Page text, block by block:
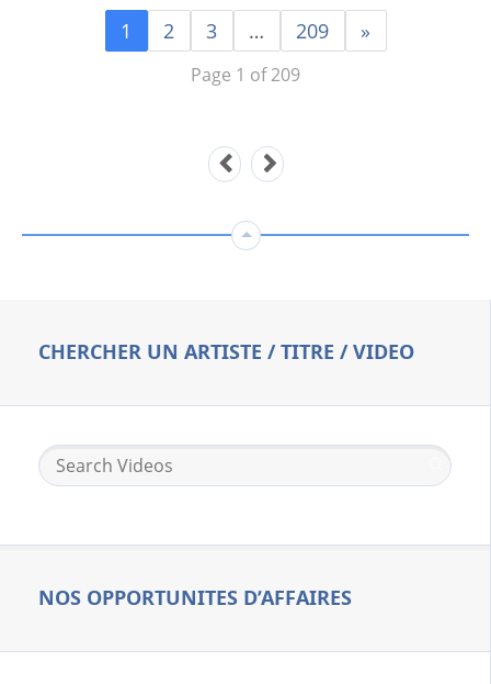
1 2 3 … 209 »
Page 1 of 209
CHERCHER UN ARTISTE / TITRE / VIDEO
NOS OPPORTUNITES D’AFFAIRES